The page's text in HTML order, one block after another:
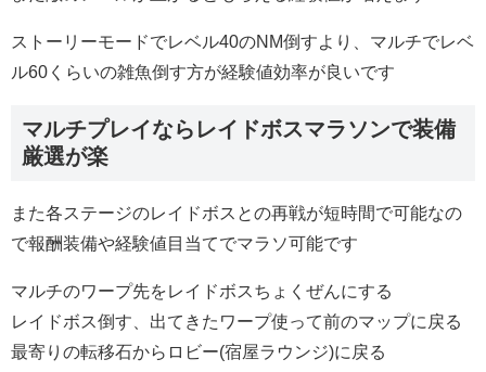
ストーリーモードでレベル40のNM倒すより、マルチでレベ
ル60くらいの雑魚倒す方が経験値効率が良いです
マルチプレイならレイドボスマラソンで装備
厳選が楽
また各ステージのレイドボスとの再戦が短時間で可能なの
で報酬装備や経験値目当てでマラソ可能です
マルチのワープ先をレイドボスちょくぜんにする
レイドボス倒す、出てきたワープ使って前のマップに戻る
最寄りの転移石からロビー(宿屋ラウンジ)に戻る